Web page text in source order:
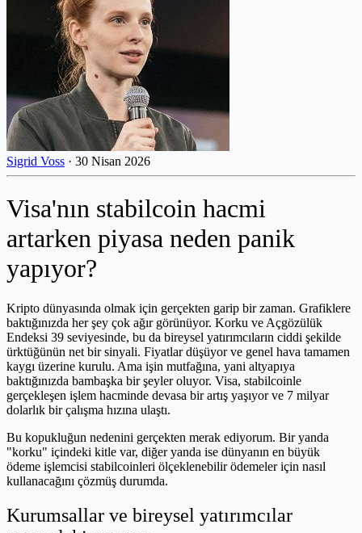
Sigrid Voss · 30 Nisan 2026
Visa'nın stabilcoin hacmi
artarken piyasa neden panik
yapıyor?
Kripto dünyasında olmak için gerçekten garip bir zaman. Grafiklere
baktığınızda her şey çok ağır görünüyor. Korku ve Açgözülük
Endeksi 39 seviyesinde, bu da bireysel yatırımcıların ciddi şekilde
ürktüğünün net bir sinyali. Fiyatlar düşüyor ve genel hava tamamen
kaygı üzerine kurulu. Ama işin mutfağına, yani altyapıya
baktığınızda bambaşka bir şeyler oluyor. Visa, stabilcoinle
gerçekleşen işlem hacminde devasa bir artış yaşıyor ve 7 milyar
dolarlık bir çalışma hızına ulaştı.
Bu kopukluğun nedenini gerçekten merak ediyorum. Bir yanda
"korku" içindeki kitle var, diğer yanda ise dünyanın en büyük
ödeme işlemcisi stabilcoinleri ölçeklenebilir ödemeler için nasıl
kullanacağını çözmüş durumda.
Kurumsallar ve bireysel yatırımcılar